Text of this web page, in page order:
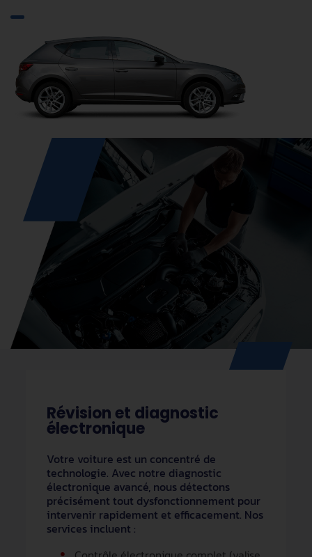
Révision et diagnostic
électronique
Votre voiture est un concentré de
technologie. Avec notre diagnostic
électronique avancé, nous détectons
précisément tout dysfonctionnement pour
intervenir rapidement et efficacement. Nos
services incluent :